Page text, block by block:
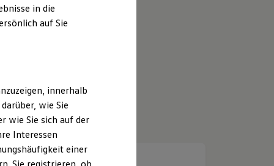
in die
auf Sie
innerhalb
wie Sie
wie Sie sich auf der
Interessen
einer
Sie registrieren, ob